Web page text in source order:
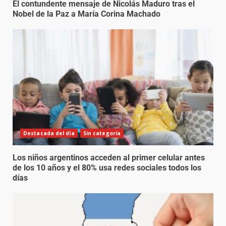
El contundente mensaje de Nicolás Maduro tras el
Nobel de la Paz a María Corina Machado
Destacada del día Sin categoría
Los niños argentinos acceden al primer celular antes
de los 10 años y el 80% usa redes sociales todos los
días